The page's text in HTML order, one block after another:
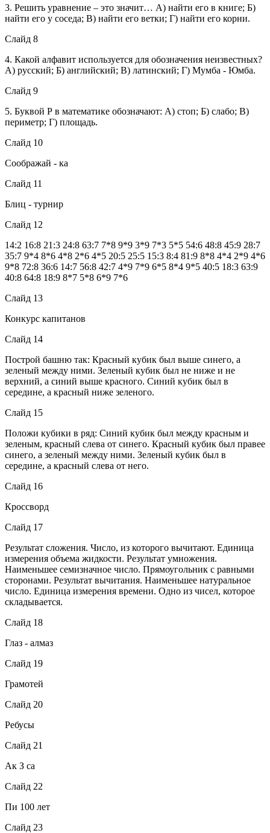
3. Решить уравнение – это значит… А) найти его в книге; Б)
найти его у соседа; В) найти его ветки; Г) найти его корни.
Слайд 8
4. Какой алфавит используется для обозначения неизвестных?
А) русский; Б) английский; В) латинский; Г) Мумба - Юмба.
Слайд 9
5. Буквой Р в математике обозначают: А) стоп; Б) слабо; В)
периметр; Г) площадь.
Слайд 10
Соображай - ка
Слайд 11
Блиц - турнир
Слайд 12
14:2 16:8 21:3 24:8 63:7 7*8 9*9 3*9 7*3 5*5 54:6 48:8 45:9 28:7
35:7 9*4 8*6 4*8 2*6 4*5 20:5 25:5 15:3 8:4 81:9 8*8 4*4 2*9 4*6
9*8 72:8 36:6 14:7 56:8 42:7 4*9 7*9 6*5 8*4 9*5 40:5 18:3 63:9
40:8 64:8 18:9 8*7 5*8 6*9 7*6
Слайд 13
Конкурс капитанов
Слайд 14
Построй башню так: Красный кубик был выше синего, а
зеленый между ними. Зеленый кубик был не ниже и не
верхний, а синий выше красного. Синий кубик был в
середине, а красный ниже зеленого.
Слайд 15
Положи кубики в ряд: Синий кубик был между красным и
зеленым, красный слева от синего. Красный кубик был правее
синего, а зеленый между ними. Зеленый кубик был в
середине, а красный слева от него.
Слайд 16
Кроссворд
Слайд 17
Результат сложения. Число, из которого вычитают. Единица
измерения объема жидкости. Результат умножения.
Наименьшее семизначное число. Прямоугольник с равными
сторонами. Результат вычитания. Наименьшее натуральное
число. Единица измерения времени. Одно из чисел, которое
складывается.
Слайд 18
Глаз - алмаз
Слайд 19
Грамотей
Слайд 20
Ребусы
Слайд 21
Ак З са
Слайд 22
Пи 100 лет
Слайд 23